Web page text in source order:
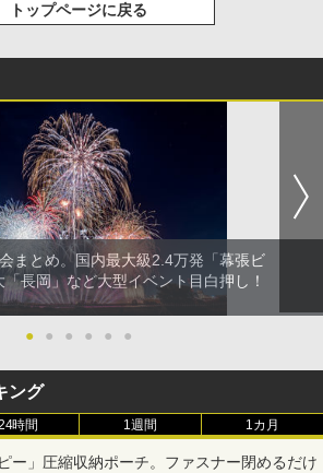
トップページに戻る
まとめ。国内最大級2.4万発「幕張ビ
長岡」など大型イベント目白押し！
● ● ● ● ● ●
ング
時間 1週間 1カ月
ー」圧縮収納ポーチ。ファスナー閉めるだけ